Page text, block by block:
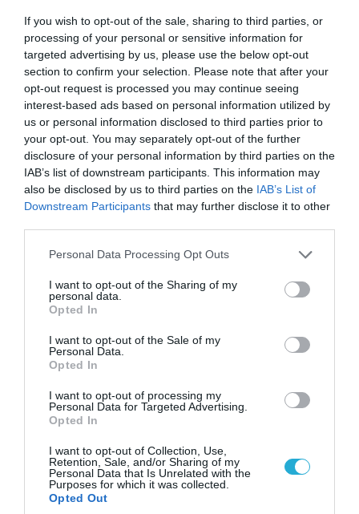
If you wish to opt-out of the sale, sharing to third parties, or
processing of your personal or sensitive information for
targeted advertising by us, please use the below opt-out
section to confirm your selection. Please note that after your
opt-out request is processed you may continue seeing
interest-based ads based on personal information utilized by
us or personal information disclosed to third parties prior to
your opt-out. You may separately opt-out of the further
disclosure of your personal information by third parties on the
IAB’s list of downstream participants. This information may
also be disclosed by us to third parties on the IAB’s List of
Downstream Participants that may further disclose it to other
Please note that this website/app uses one or more Google
not limited to your visit or usage behaviour. You may click to
grant or deny consent to Google and its third-party tags to
use your data for below specified purposes in below Google
consent section.
Personal Data Processing Opt Outs
I want to opt-out of the Sharing of my
personal data.
Opted In
I want to opt-out of the Sale of my
Personal Data.
Opted In
I want to opt-out of processing my
Personal Data for Targeted Advertising.
Opted In
I want to opt-out of Collection, Use,
Retention, Sale, and/or Sharing of my
Personal Data that Is Unrelated with the
Purposes for which it was collected.
Opted Out
07.08.2026 | 16:02
Κ.Τσίγκας για νέα Canadair DHC-515: «Θα
πετούν τη νύχτα αλλά δεν θα πραγματοποιούν
ρίψεις νερού»
07.08.2026 | 02:02
Στο Βελιγράδι ο Β.Ζελένσκι: «Πρέπει να
αποσπάσουμε τους Σέρβους από το
στρατόπεδο της Ρωσίας»